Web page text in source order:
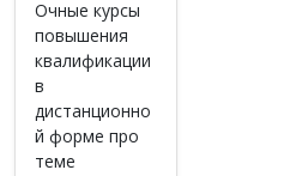
Очные курсы
повышения
квалификации
в
дистанционно
й форме про
теме